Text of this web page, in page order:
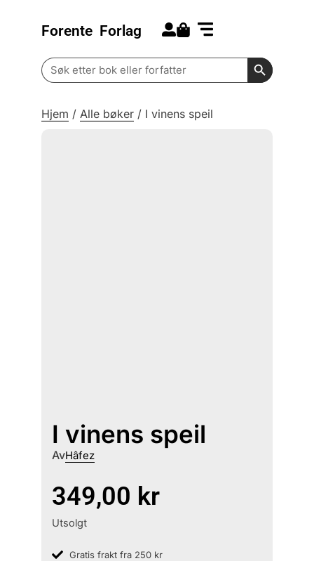
Forente Forlag
Search
for:
Search
Hjem / Alle bøker / I vinens speil
I vinens speil
AvHâfez
349,00 kr
Utsolgt
Gratis frakt fra 250 kr